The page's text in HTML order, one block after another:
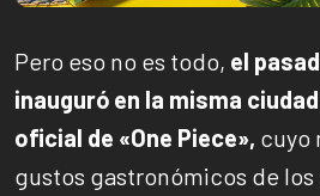
Pero eso no es todo, el
inauguró en la misma
oficial de «One Piece», cuyo
gustos gastronómicos de los